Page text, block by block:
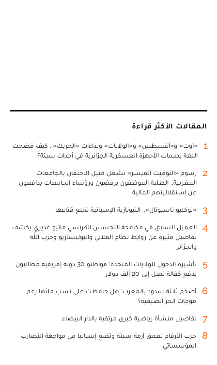
المقالات الأكثر قراءة
1
«أوت» و«أغسطس» و«الولايات» ونداءات «الحريك».. كيف فضحت
اللغة بصمات الأجهزة العسكرية الجزائرية في أحداث سبتة؟
2
رسوم «التوقيت الميسر» تشعل فتيل الاحتقان بالجامعات
المغربية.. الطلبة الموظفون يرفضون ورؤساء الجامعات يدافعون
عن استقلاليتهم المالية
3 «نوكليو ناسيونال».. النيونازية الإسبانية تخلع قناعها
4
العميل السابق في مكافحة التجسس الفرنسي ماثيو غديري يكشف
تفاصيل مثيرة عن روابط نظام الملالي والبوليساريو وحزب الله
والجزائر
5
تأشيرة الدخول للولايات المتحدة: مواطنو 30 دولة إفريقية مطالبون
بدفع كفالة تصل إلى 20 ألف دولار
6
أضخم ثلاثة سدود بالمغرب: هل حافظت على نسب ملئها رغم
موجات الحر الصيفية؟
7 تفاصيل منشأة رياضية كبرى مرتقبة بالدار البيضاء
8
حرب الأرقام تعمق أزمة سبتة وتضع إسبانيا في مواجهة التضارب
المؤسساتي